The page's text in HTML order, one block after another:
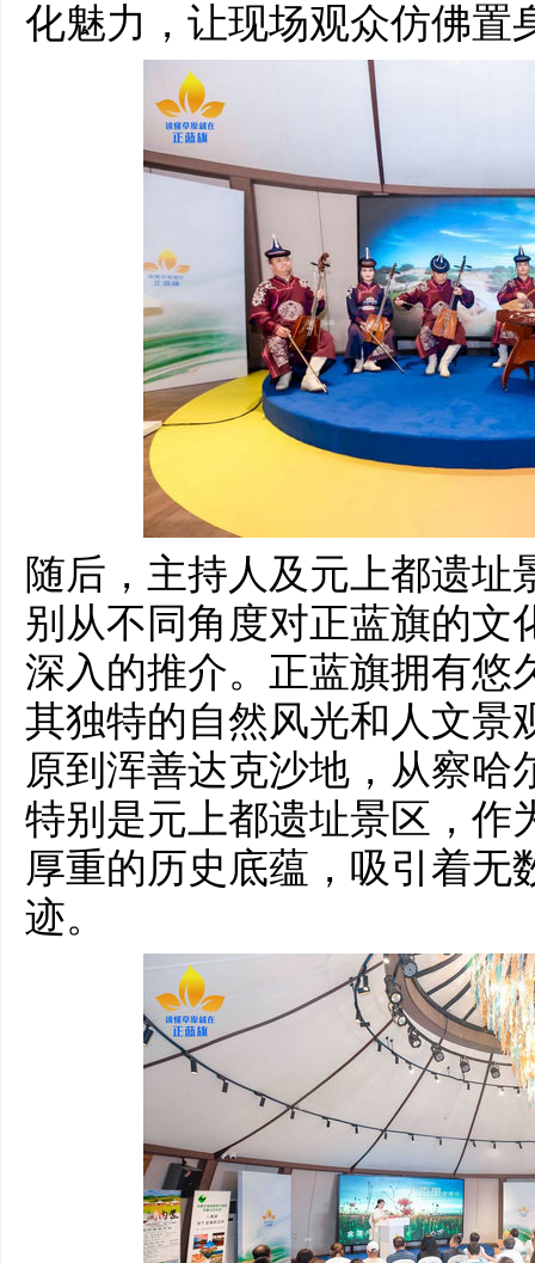
化魅力，让现场观众仿佛置
随后，主持人及元上都遗址
别从不同角度对正蓝旗的文
深入的推介。正蓝旗拥有悠
其独特的自然风光和人文景
原到浑善达克沙地，从察哈
特别是元上都遗址景区，作
厚重的历史底蕴，吸引着无
迹。